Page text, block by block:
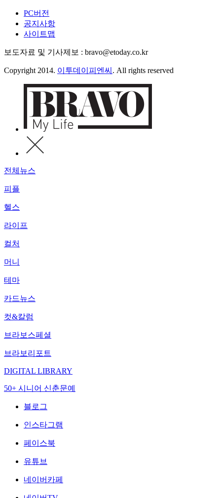
PC버전
공지사항
사이트맵
보도자료 및 기사제보 : bravo@etoday.co.kr
Copyright 2014. 이투데이피엔씨 . All rights reserved
전체뉴스
피플
헬스
라이프
컬처
머니
테마
카드뉴스
컷&칼럼
브라보스페셜
브라보리포트
DIGITAL LIBRARY
50+ 시니어 신춘문예
블로그
인스타그램
페이스북
유튜브
네이버카페